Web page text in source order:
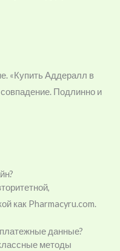
«Купить Аддералл в
Подлинно и
как Pharmacyru.com.
данные?
методы